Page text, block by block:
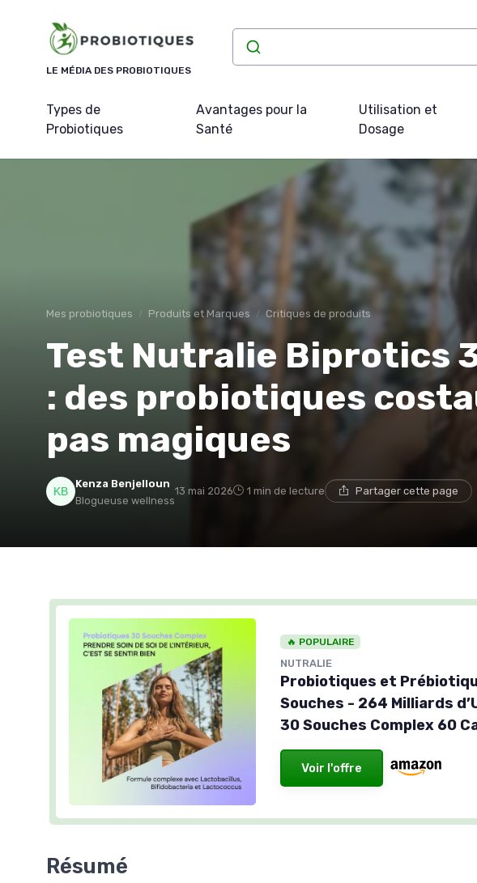
LE MÉDIA DES PROBIOTIQUES
Types de
Probiotiques
Avantages pour la
Santé
Utilisation et
Dosage
Mes probiotiques Produits et Marques Critiques de produits
Test Nutralie Biprotics
: des probiotiques
pas magiques
Kenza Benjelloun
Blogueuse wellness
13 mai 2026 1 min de lecture Partager cette page
🔥 POPULAIRE
NUTRALIE
Probiotiques et
Souches - 264 Milliards
30 Souches Complex 60
Voir l'offre
Résumé